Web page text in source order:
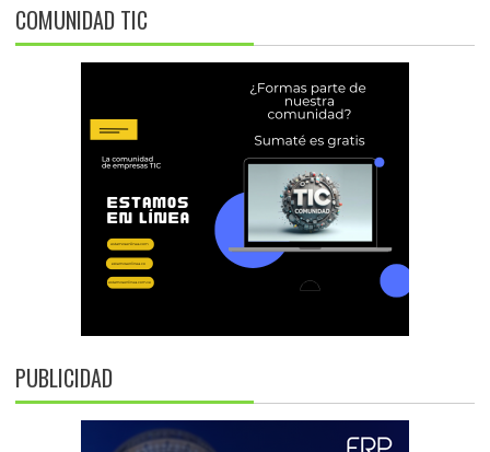
COMUNIDAD TIC
PUBLICIDAD